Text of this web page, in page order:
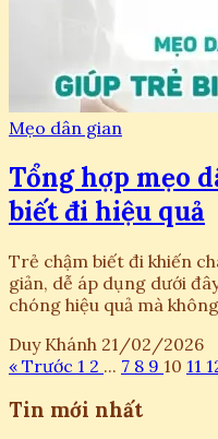
Mẹo dân gian
Tổng hợp mẹo
biết đi hiệu quả
Trẻ chậm biết đi khiến
giản, dễ áp dụng dưới
chóng hiệu quả mà
Duy Khánh 21/02/2026
« Trước 1 2 ... 7 8 9 10 11
Tin mới nhất